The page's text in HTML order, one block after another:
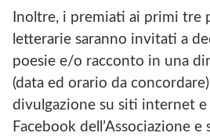
Inoltre, i premiati ai primi tre
letterarie saranno invitati a
poesie e/o racconto in una
(data ed orario da
divulgazione su siti internet e
Facebook dell’Associazione